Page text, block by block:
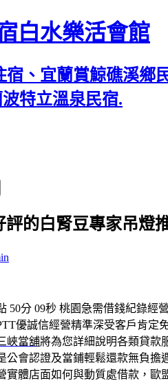
白水樂活會館
宿、宜蘭賞鯨礁溪
特立溫泉民宿.
的白腎豆專家吊燈
50分 09秒 桃園急需借錢紀錄經
優誠信經營精準深受客戶肯定
峽當舖將為您詳細說明各類貸款
公會認證及當鋪輕鬆還款無負擔
實體店面如何與動質處借款，歐